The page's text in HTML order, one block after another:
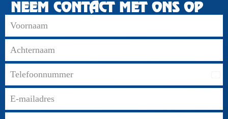
NEEM CONTACT MET ONS OP
+31